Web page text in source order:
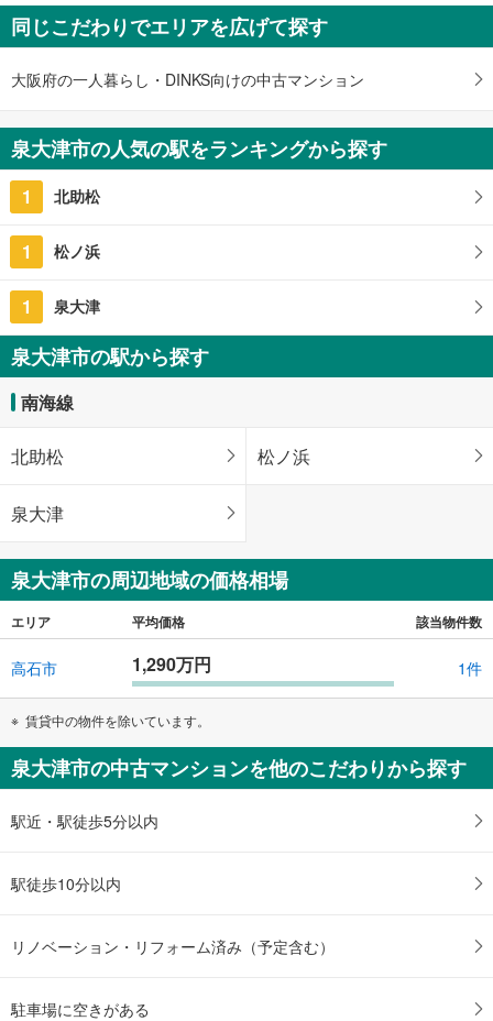
750万円
3SLDK
同じこだわりでエリアを広げて探す
大阪府の一人暮らし・DINKS向けの中古マンション
泉大津市の人気の駅をランキングから探す
1 北助松
1 松ノ浜
1 泉大津
泉大津市の駅から探す
南海線
北助松 松ノ浜
泉大津
泉大津市の周辺地域の価格相場
エリア 平均価格 該当物件数
高石市 1,290万円 1件
賃貸中の物件を除いています。
泉大津市の中古マンションを他のこだわりから探す
駅近・駅徒歩5分以内
駅徒歩10分以内
リノベーション・リフォーム済み（予定含む）
駐車場に空きがある